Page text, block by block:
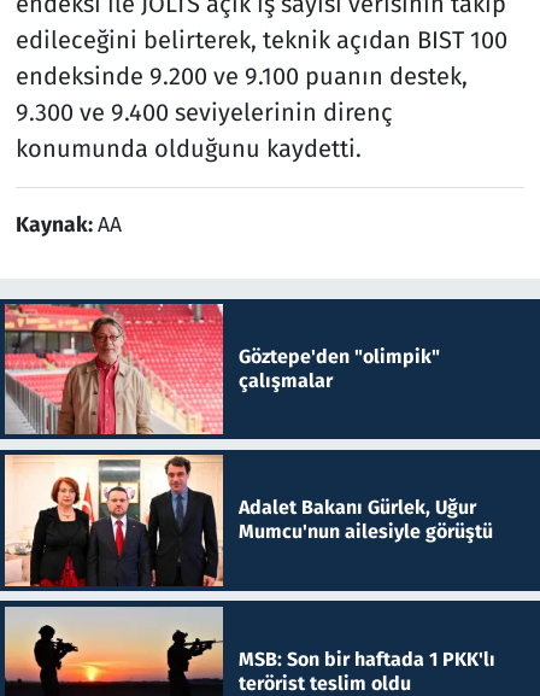
edileceğini belirterek, teknik açıdan BIST 100
endeksinde 9.200 ve 9.100 puanın destek,
9.300 ve 9.400 seviyelerinin direnç
konumunda olduğunu kaydetti.
Kaynak:AA
Göztepe'den "olimpik"
çalışmalar
Adalet Bakanı Gürlek, Uğur
Mumcu'nun ailesiyle görüştü
MSB: Son bir haftada 1 PKK'lı
terörist teslim oldu